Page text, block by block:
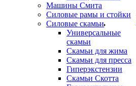
Машины Смита
Силовые рамы и стойки
Силовые скамьи
Универсальные
скамьи
Скамьи для жима
Скамьи для пресса
Гиперэкстензии
Скамьи Скотта